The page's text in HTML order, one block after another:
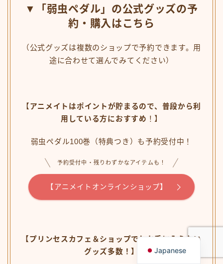
Follow Me
▼「弱虫ペダル」の公式グッズの予
約・購入はこちら
（公式グッズは複数のショップで予約できます。用
途に合わせて選んでみてくださ い）
【 アニメイトはポイントが貯まるので、普段から利
用している方におすすめ ！】
弱虫ペダル100巻（特典つき）も予約受付中！
予約受付中・残りわずかなアイテムも！
【アニメイトオンラインショップ】
【プリンセスカフェ＆ショップでしか手に入らない
グッズ多数！】
Japanese
English